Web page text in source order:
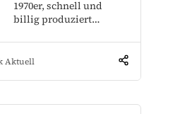
1970er, schnell und
billig produziert…
Aktuell